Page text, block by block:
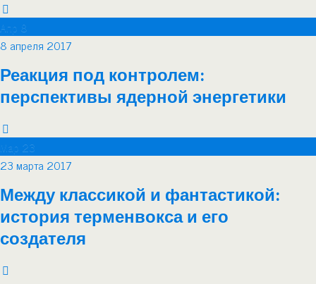
Апр 8
8 апреля 2017
Реакция под контролем:
перспективы ядерной энергетики
Мар 23
23 марта 2017
Между классикой и фантастикой:
история терменвокса и его
создателя